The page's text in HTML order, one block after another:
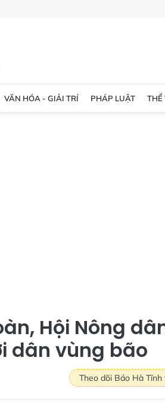
VĂN HÓA - GIẢI TRÍ PHÁP LUẬT THỂ
Hội Nông
dân vùng bão
Theo dõi Báo Hà Tĩnh